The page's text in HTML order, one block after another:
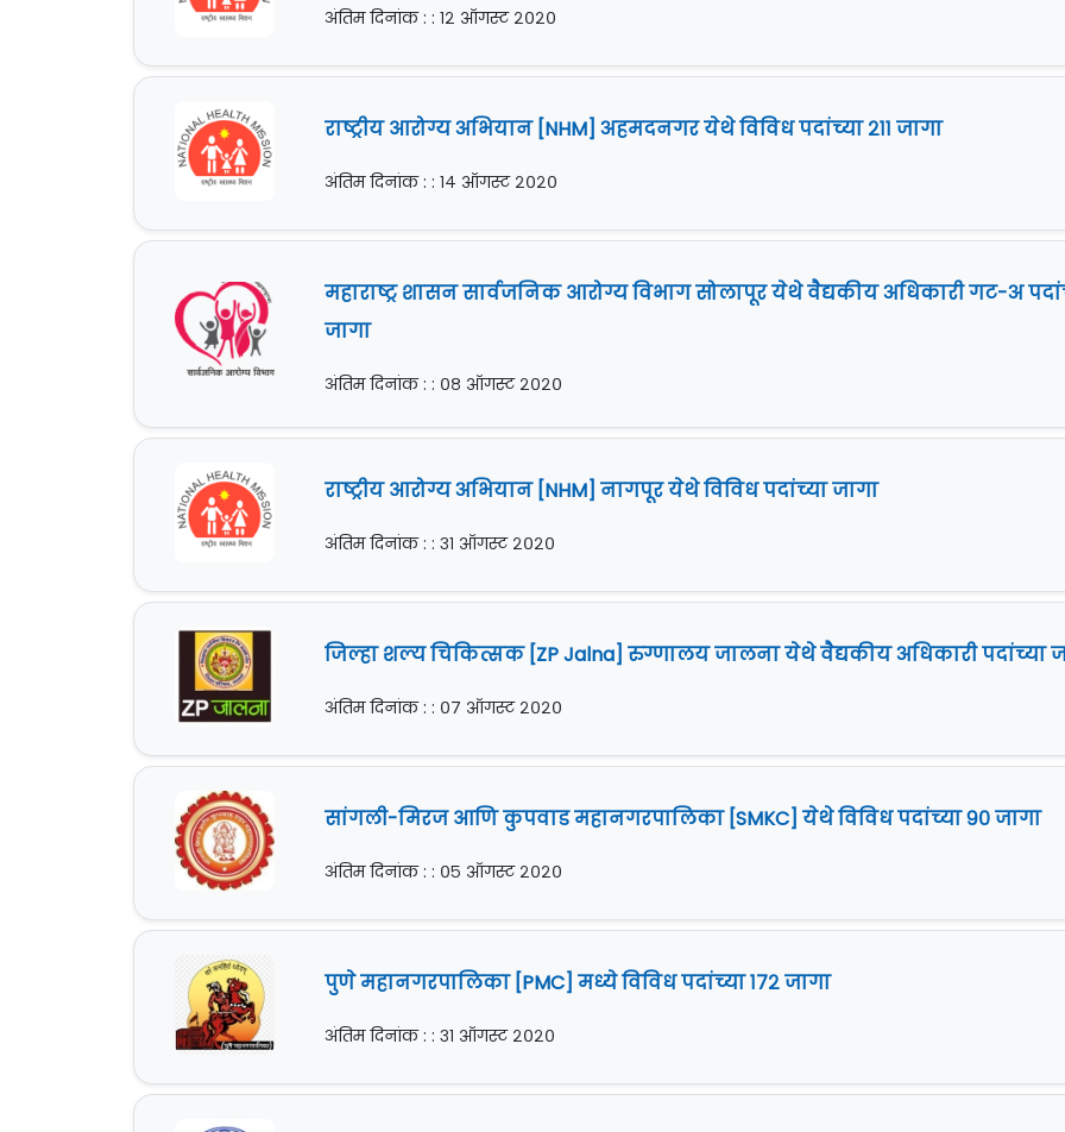
अंतिम दिनांक : : १२ ऑगस्ट २०२०
राष्ट्रीय आरोग्य अभियान [NHM] अहमदनगर येथे विविध पदांच्या २११ जागा
अंतिम दिनांक : : १४ ऑगस्ट २०२०
महाराष्ट्र शासन सार्वजनिक आरोग्य विभाग सोलापूर येथे वैद्यकीय अधिकारी गट-अ
जागा
अंतिम दिनांक : : ०८ ऑगस्ट २०२०
राष्ट्रीय आरोग्य अभियान [NHM] नागपूर येथे विविध पदांच्या जागा
अंतिम दिनांक : : ३१ ऑगस्ट २०२०
जिल्हा शल्य चिकित्सक [ZP Jalna] रुग्णालय जालना येथे वैद्यकीय अधिकारी पदांच्या
अंतिम दिनांक : : ०७ ऑगस्ट २०२०
सांगली-मिरज आणि कुपवाड महानगरपालिका [SMKC] येथे विविध पदांच्या ९० जागा
अंतिम दिनांक : : ०५ ऑगस्ट २०२०
पुणे महानगरपालिका [PMC] मध्ये विविध पदांच्या १७२ जागा
अंतिम दिनांक : : ३१ ऑगस्ट २०२०